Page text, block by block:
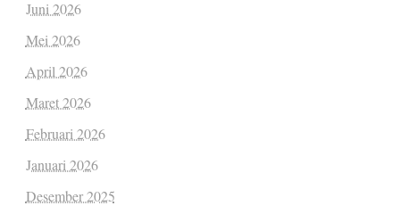
Juni 2026
Mei 2026
April 2026
Maret 2026
Februari 2026
Januari 2026
Desember 2025